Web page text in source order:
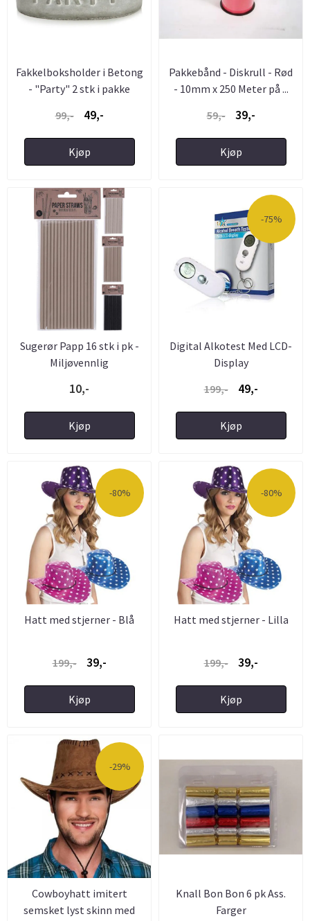
Fakkelboksholder i Betong
- "Party" 2 stk i pakke
99,-
49,-
Kjøp
Pakkebånd - Diskrull - Rød
- 10mm x 250 Meter på ...
59,-
39,-
Kjøp
Sugerør Papp 16 stk i pk -
Miljøvennlig
10,-
Kjøp
-75%
Digital Alkotest Med LCD-
Display
199,-
49,-
Kjøp
-80%
Hatt med stjerner - Blå
199,- 39,-
Kjøp
-80%
Hatt med stjerner - Lilla
199,- 39,-
Kjøp
-29%
Cowboyhatt imitert
semsket lyst skinn med
Knall Bon Bon 6 pk Ass.
Farger